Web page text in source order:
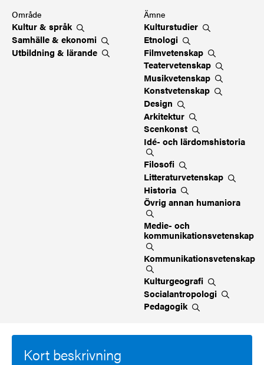
Område
Kultur & språk
Samhälle & ekonomi
Utbildning & lärande
Ämne
Kulturstudier
Etnologi
Filmvetenskap
Teatervetenskap
Musikvetenskap
Konstvetenskap
Design
Arkitektur
Scenkonst
Idé- och lärdomshistoria
Filosofi
Litteraturvetenskap
Historia
Övrig annan humaniora
Medie- och
kommunikationsvetenskap
Kommunikationsvetenskap
Kulturgeografi
Socialantropologi
Pedagogik
Kort beskrivning